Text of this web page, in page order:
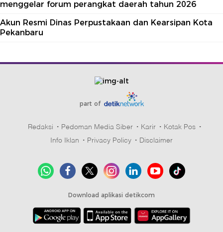
menggelar forum perangkat daerah tahun 2026
Akun Resmi Dinas Perpustakaan dan Kearsipan Kota
Pekanbaru
part of
Redaksi Pedoman Media Siber Karir
Kotak Pos
Info Iklan
Privacy Policy Disclaimer
Download aplikasi detikcom